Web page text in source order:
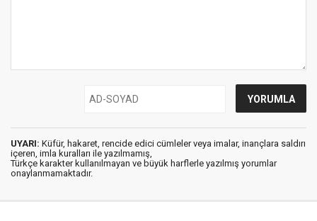
UYARI: Küfür, hakaret, rencide edici cümleler veya imalar, inançlara saldırı
içeren, imla kuralları ile yazılmamış,
Türkçe karakter kullanılmayan ve büyük harflerle yazılmış yorumlar
onaylanmamaktadır.